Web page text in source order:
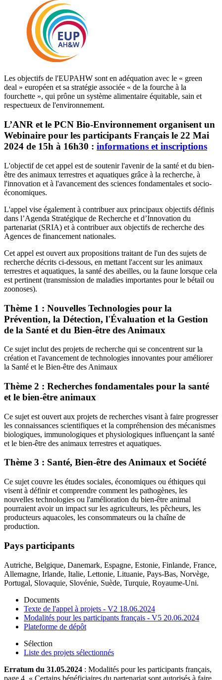
Les objectifs de l'EUPAHW sont en adéquation avec le « green
deal » européen et sa stratégie associée « de la fourche à la
fourchette », qui prône un système alimentaire équitable, sain et
respectueux de l'environnement.
L’ANR et le PCN Bio-Environnement organisent un
Webinaire pour les participants Français le 22 Mai
2024 de 15h à 16h30 : informations et inscriptions
L'objectif de cet appel est de soutenir l'avenir de la santé et du bien-
être des animaux terrestres et aquatiques grâce à la recherche, à
l'innovation et à l'avancement des sciences fondamentales et socio-
économiques.
L'appel vise également à contribuer aux principaux objectifs définis
dans l’Agenda Stratégique de Recherche et d’Innovation du
partenariat (SRIA) et à contribuer aux objectifs de recherche des
Agences de financement nationales.
Cet appel est ouvert aux propositions traitant de l'un des sujets de
recherche décrits ci-dessous, en mettant l'accent sur les animaux
terrestres et aquatiques, la santé des abeilles, ou la faune lorsque cela
est pertinent (transmission de maladies importantes pour le bétail ou
zoonoses).
Thème 1 : Nouvelles Technologies pour la
Prévention, la Détection, l'Évaluation et la Gestion
de la Santé et du Bien-être des Animaux
Ce sujet inclut des projets de recherche qui se concentrent sur la
création et l'avancement de technologies innovantes pour améliorer
la Santé et le Bien-être des Animaux
Thème 2 : Recherches fondamentales pour la santé
et le bien-être animaux
Ce sujet est ouvert aux projets de recherches visant à faire progresser
les connaissances scientifiques et la compréhension des mécanismes
biologiques, immunologiques et physiologiques influençant la santé
et le bien-être des animaux terrestres et aquatiques.
Thème 3 : Santé, Bien-être des Animaux et Société
Ce sujet couvre les études sociales, économiques ou éthiques qui
visent à définir et comprendre comment les pathogènes, les
nouvelles technologies ou l'amélioration du bien-être animal
pourraient avoir un impact sur les agriculteurs, les pêcheurs, les
producteurs aquacoles, les consommateurs ou la chaîne de
production.
Pays participants
Autriche, Belgique, Danemark, Espagne, Estonie, Finlande, France,
Allemagne, Irlande, Italie, Lettonie, Lituanie, Pays-Bas, Norvège,
Portugal, Slovaquie, Slovénie, Suède, Turquie, Royaume-Uni.
Documents
Texte de l'appel à projets - V2 18.06.2024
Modalités pour les participants français - V5 20.06.2024
Plateforme de dépôt
Sélection
Liste des projets sélectionnés
Erratum du 31.05.2024 : Modalités pour les participants français,
page 4, « Certains bénéficiaires du partenariat sont autorisés à faire